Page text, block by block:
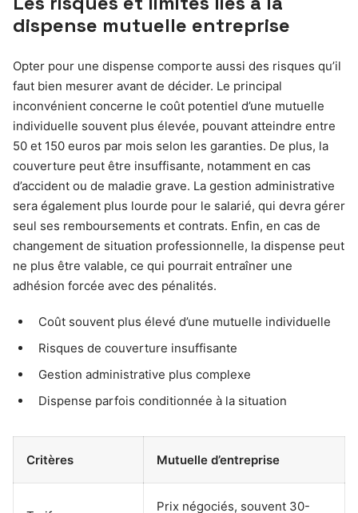
dispense mutuelle entreprise
Opter pour une dispense comporte aussi des risques qu’il
faut bien mesurer avant de décider. Le principal
inconvénient concerne le coût potentiel d’une mutuelle
individuelle souvent plus élevée, pouvant atteindre entre
50 et 150 euros par mois selon les garanties. De plus, la
couverture peut être insuffisante, notamment en cas
d’accident ou de maladie grave. La gestion administrative
sera également plus lourde pour le salarié, qui devra gérer
seul ses remboursements et contrats. Enfin, en cas de
changement de situation professionnelle, la dispense peut
ne plus être valable, ce qui pourrait entraîner une
adhésion forcée avec des pénalités.
Coût souvent plus élevé d’une mutuelle individuelle
Risques de couverture insuffisante
Gestion administrative plus complexe
Dispense parfois conditionnée à la situation
Critères Mutuelle d’entreprise
Prix négociés, souvent 30-